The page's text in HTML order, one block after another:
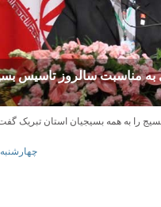
مناسبت سالروز تاسیس
را به همه بسیجیان استان تبریک
۱۳۹۷ چهارشنبه ۷ آذر
رفاهی در پذیرش زائرین یکی از
۱۳۹۵ چهارشنبه ۳۰ تير
خراسان رضوی
۱۳۹۴ يکشنبه ۲۱ تير